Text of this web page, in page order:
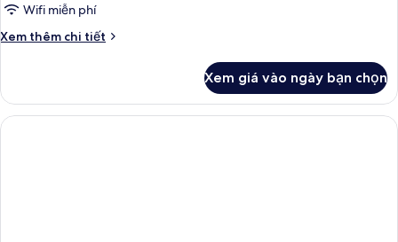
Wifi miễn phí
Xem thêm chi tiết
Chi
Phòng
Xem giá vào ngày bạn chọn